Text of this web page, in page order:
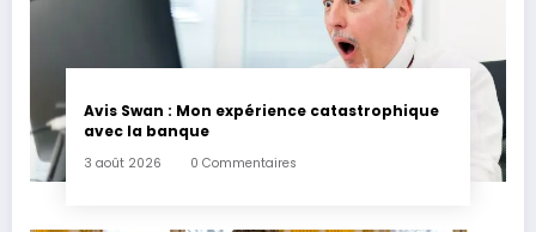
Avis Swan : Mon expérience catastrophique
avec la banque
3 août 2026 0 Commentaires